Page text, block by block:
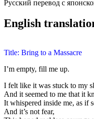
Русский перевод с
English
Title: Bring to a Massacre
I’m empty, fill me up.
I felt like it was stuck to my
And it seemed to me that it
It whispered inside me, as if
And it’s not fear,